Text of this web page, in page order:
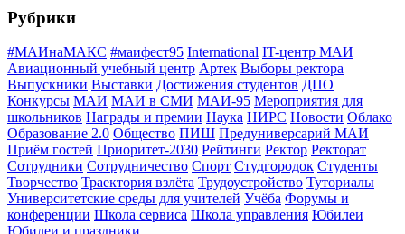
Рубрики
#МАИнаМАКС #маифест95 International IT-центр МАИ
Авиационный учебный центр Артек Выборы ректора
Выпускники Выставки Достижения студентов ДПО
Конкурсы МАИ МАИ в СМИ МАИ-95 Мероприятия для
школьников Награды и премии Наука НИРС Новости Облако
Образование 2.0 Общество ПИШ Предуниверсарий МАИ
Приём гостей Приоритет-2030 Рейтинги Ректор Ректорат
Сотрудники Сотрудничество Спорт Студгородок Студенты
Творчество Траектория взлёта Трудоустройство Туториалы
Университетские среды для учителей Учёба Форумы и
конференции Школа сервиса Школа управления Юбилеи